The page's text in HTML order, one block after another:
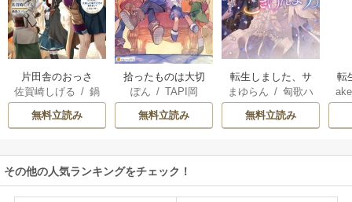
片田舎のおっさ
ん、剣聖になる
～ただの田舎の剣
術師範だったの
たちが俺を放って
くれない件～
佐賀崎しげる /鍋
島テツヒロ
無料立読み
拾ったものは大切
にしましょう ～子
狼に気に入られた
男の転移物語～
ぽん / TAPI岡
無料立読み
転生しました、サ
ラナ・キンジェで
す。ごきげんよ
う。
まゆらん /匈歌ハ
トリ
無料立読み
転
帝
その他の人気ランキングをチェック！